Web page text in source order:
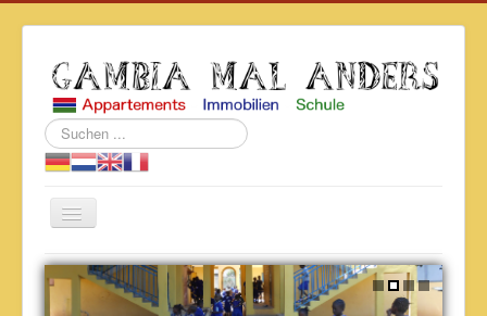
Suchen
...
Navigation
an/aus
Home
Über uns